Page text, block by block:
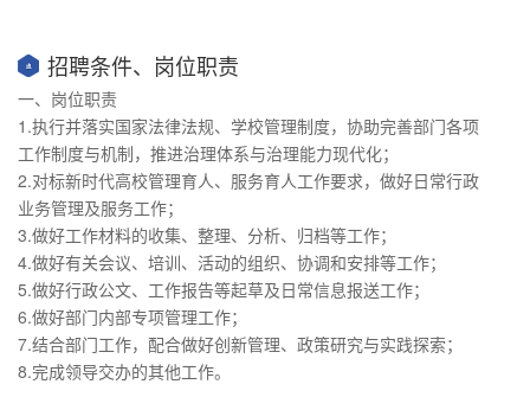
招聘条件、岗位职责
一、岗位职责
1.执行并落实国家法律法规、学校管理制度，协助完善部门各项
工作制度与机制，推进治理体系与治理能力现代化；
2.对标新时代高校管理育人、服务育人工作要求，做好日常行政
业务管理及服务工作；
3.做好工作材料的收集、整理、分析、归档等工作；
4.做好有关会议、培训、活动的组织、协调和安排等工作；
5.做好行政公文、工作报告等起草及日常信息报送工作；
6.做好部门内部专项管理工作；
7.结合部门工作，配合做好创新管理、政策研究与实践探索；
8.完成领导交办的其他工作。